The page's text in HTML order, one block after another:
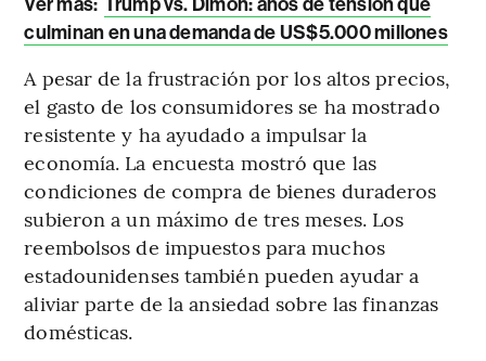
culminan en una demanda de US$5.000 millones
A pesar de la frustración por los altos precios,
el gasto de los consumidores se ha mostrado
resistente y ha ayudado a impulsar la
economía. La encuesta mostró que las
condiciones de compra de bienes duraderos
subieron a un máximo de tres meses. Los
reembolsos de impuestos para muchos
estadounidenses también pueden ayudar a
aliviar parte de la ansiedad sobre las finanzas
domésticas.